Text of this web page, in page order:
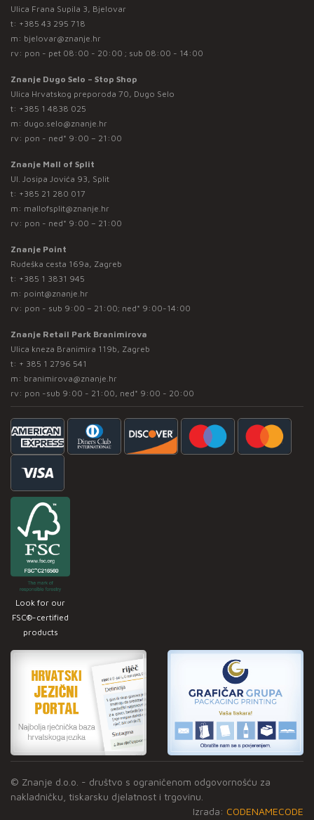
Ulica Frana Supila 3, Bjelovar
t: +385 43 295 718
m: bjelovar@znanje.hr
rv: pon - pet 08:00 - 20:00 ; sub 08:00 - 14:00
Znanje Dugo Selo – Stop Shop
Ulica Hrvatskog preporoda 70, Dugo Selo
t: +385 1 4838 025
m: dugo.selo@znanje.hr
rv: pon - ned* 9:00 – 21:00
Znanje Mall of Split
Ul. Josipa Jovića 93, Split
t: +385 21 280 017
m: mallofsplit@znanje.hr
rv: pon - ned* 9:00 – 21:00
Znanje Point
Rudeška cesta 169a, Zagreb
t: +385 1 3831 945
m: point@znanje.hr
rv: pon - sub 9:00 – 21:00; ned* 9:00-14:00
Znanje Retail Park Branimirova
Ulica kneza Branimira 119b, Zagreb
t: + 385 1 2796 541
m: branimirova@znanje.hr
rv: pon -sub 9:00 - 21:00, ned* 9:00 - 20:00
Look for our
FSC®-certified
products
© Znanje d.o.o. - društvo s ograničenom odgovornošću za
nakladničku, tiskarsku djelatnost i trgovinu.
Izrada: CODENAMECODE